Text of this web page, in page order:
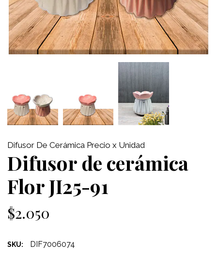
Difusor De Cerámica Precio x Unidad
Difusor de cerámica
Flor JI25-91
$2.050
SKU: DIF7006074